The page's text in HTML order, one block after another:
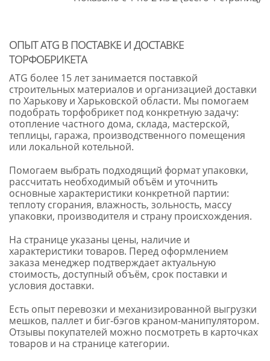
ОПЫТ ATG В ПОСТАВКЕ И ДОСТАВКЕ
ТОРФОБРИКЕТА
ATG более 15 лет занимается поставкой
строительных материалов и организацией доставки
по Харькову и Харьковской области. Мы помогаем
подобрать торфобрикет под конкретную задачу:
отопление частного дома, склада, мастерской,
теплицы, гаража, производственного помещения
или локальной котельной.
Помогаем выбрать подходящий формат упаковки,
рассчитать необходимый объём и уточнить
основные характеристики конкретной партии:
теплоту сгорания, влажность, зольность, массу
упаковки, производителя и страну происхождения.
На странице указаны цены, наличие и
характеристики товаров. Перед оформлением
заказа менеджер подтверждает актуальную
стоимость, доступный объём, срок поставки и
условия доставки.
Есть опыт перевозки и механизированной выгрузки
мешков, паллет и биг-бэгов краном-манипулятором.
Отзывы покупателей можно посмотреть в карточках
товаров и на странице категории.